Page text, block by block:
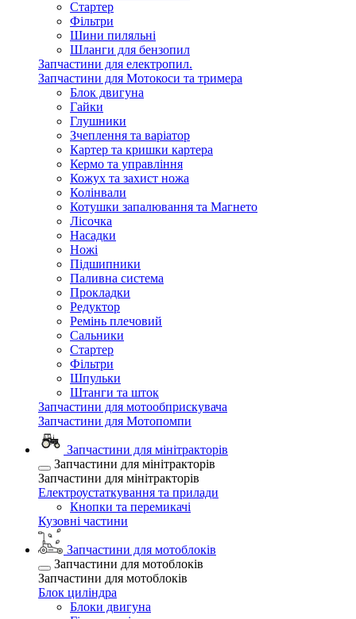
Стартер
Фільтри
Шини пиляльні
Шланги для бензопил
Запчастини для електропил.
Запчастини для Мотокоси та тримера
Блок двигуна
Гайки
Глушники
Зчеплення та варіатор
Картер та кришки картера
Кермо та управління
Кожух та захист ножа
Колінвали
Котушки запалювання та Магнето
Лісочка
Насадки
Ножі
Підшипники
Паливна система
Прокладки
Редуктор
Ремінь плечовий
Сальники
Стартер
Фільтри
Шпульки
Штанги та шток
Запчастини для мотообприскувача
Запчастини для Мотопомпи
Запчастини для мінітракторів
Запчастини для мінітракторів
Запчастини для мінітракторів
Електроустаткування та прилади
Кнопки та перемикачі
Кузовні частини
Запчастини для мотоблоків
Запчастини для мотоблоків
Запчастини для мотоблоків
Блок циліндра
Блоки двигуна